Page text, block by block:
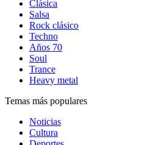
Clásica
Salsa
Rock clásico
Techno
Años 70
Soul
Trance
Heavy metal
Temas más populares
Noticias
Cultura